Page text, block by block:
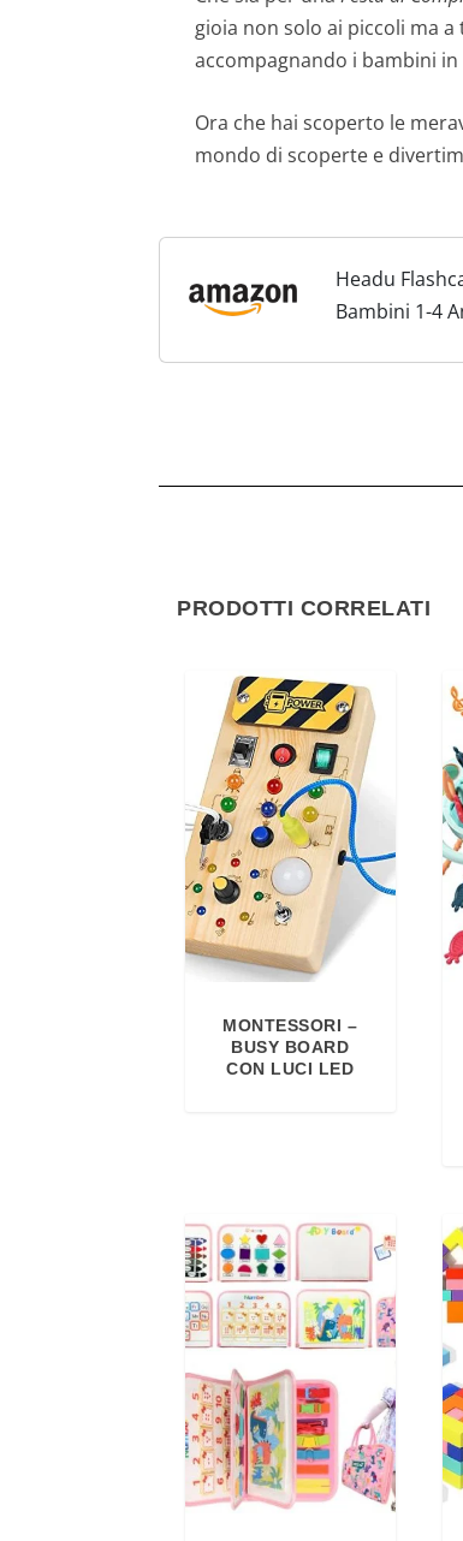
gioia non solo ai piccoli ma
accompagnando i bambini in
Ora che hai scoperto le
mondo di scoperte e
Headu
Bambini 1-4
PRODOTTI CORRELATI
MONTESSORI –
BUSY BOARD
CON LUCI LED